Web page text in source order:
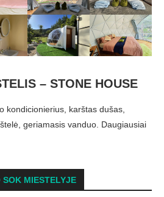
– STONE HOUSE
kondicionierius, karštas dušas,
geriamasis vanduo. Daugiausiai
SOK MIESTELYJE